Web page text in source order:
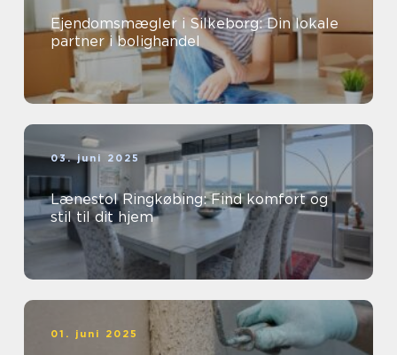
Ejendomsmægler i Silkeborg: Din lokale
partner i bolighandel
03. juni 2025
Lænestol Ringkøbing: Find komfort og
stil til dit hjem
01. juni 2025